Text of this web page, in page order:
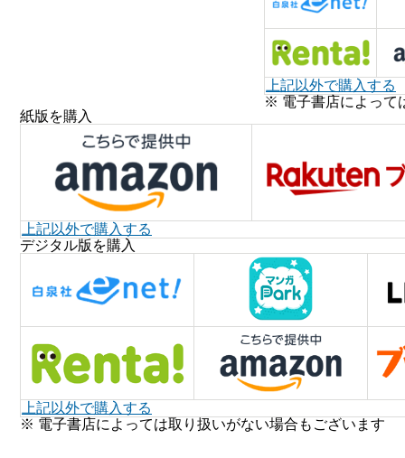
上記以外で購入する
※ 電子書店によって
紙版を購入
上記以外で購入する
デジタル版を購入
上記以外で購入する
※ 電子書店によっては取り扱いがない場合もございます